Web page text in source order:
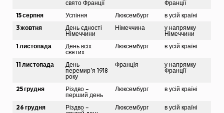
свято Франції
Франції
15 серпня
Успіння Люксембург
в усій країні
3 жовтня
День єдності
Німеччини
Німеччина
у напрямку
Німеччини
1 листопада
День всіх
святих
Люксембург в усій країні
11 листопада
День
перемир’я 1918
року
Франція
у напрямку
Франції
25 грудня
Різдво –
перший день
Люксембург в усій країні
26 грудня
Різдво –
Люксембург в усій країні